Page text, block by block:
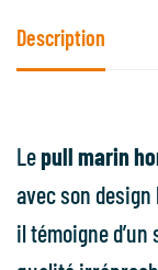
Description
Lepull marin
avec son
il témoigne